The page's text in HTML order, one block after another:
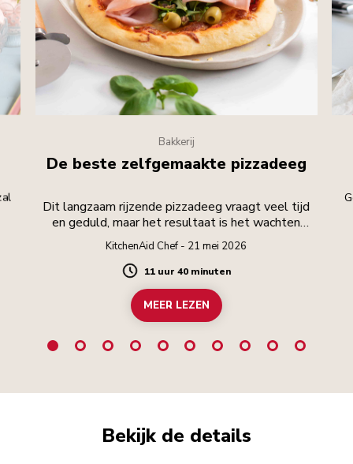
Bakkerij
De beste zelfgemaakte pizzadeeg
Dit langzaam rijzende pizzadeeg vraagt veel tijd
en geduld, maar het resultaat is het wachten
waard.
KitchenAid Chef - 21 mei 2026
Duration
11 uur 40 minuten
MEER LEZEN
Bekijk de details